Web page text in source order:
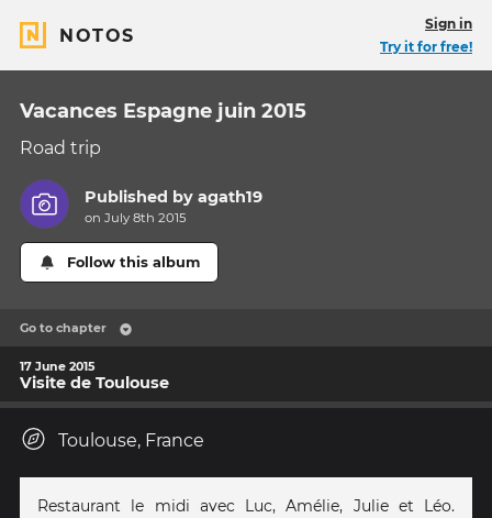
NOTOS
Sign in
Try it for free!
Vacances Espagne juin 2015
Road trip
Published byagath19
on July 8th 2015
Follow this album
Go to chapter
17 June 2015
Visite de Toulouse
Toulouse, France
Restaurant le midi avec Luc, Amélie, Julie et Léo.